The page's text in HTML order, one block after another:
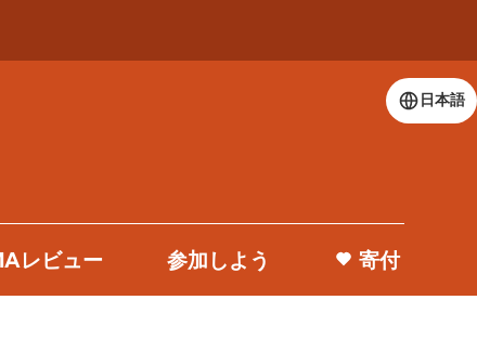
日本語
レビュー 参加しよう 寄付